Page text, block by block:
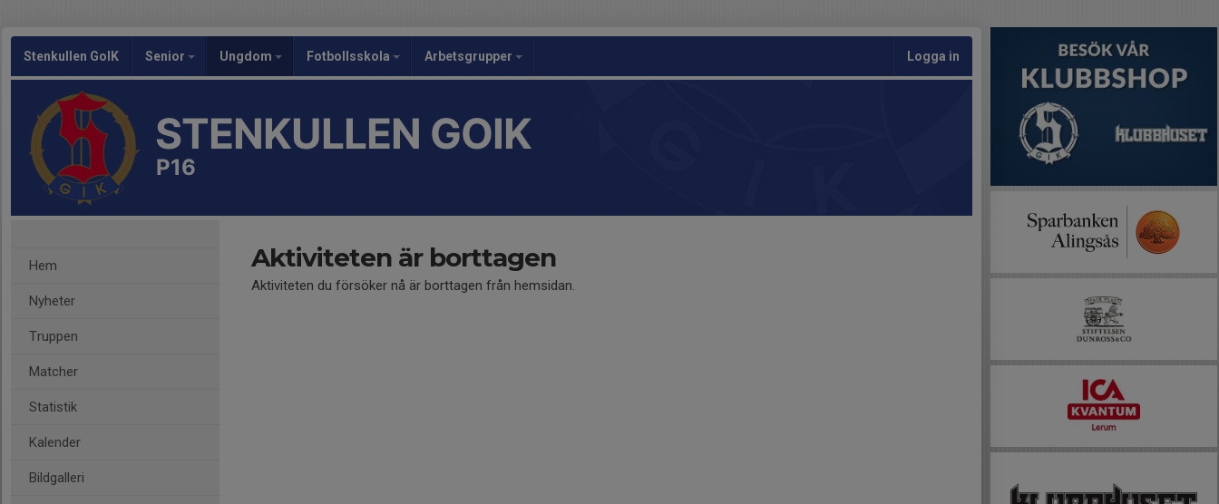
Stenkullen GoIK Senior Ungdom Fotbollsskola Arbetsgrupper Logga in
STENKULLEN GOIK
P16
Hem
Nyheter
Truppen
Matcher
Statistik
Kalender
Bildgalleri
Aktiviteten är borttagen
Aktiviteten du försöker nå är borttagen från hemsidan.